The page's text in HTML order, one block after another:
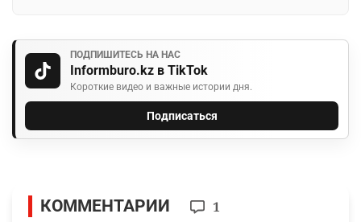
ПОДПИШИТЕСЬ НА НАС
Informburo.kz в TikTok
Короткие видео и важные истории дня.
Подписаться
КОММЕНТАРИИ 1